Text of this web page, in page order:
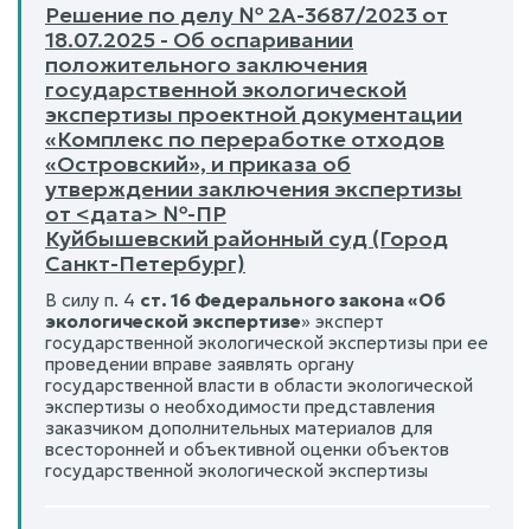
Решение по делу № 2А-3687/2023 от
18.07.2025 - Об оспаривании
положительного заключения
государственной экологической
экспертизы проектной документации
«Комплекс по переработке отходов
«Островский», и приказа об
утверждении заключения экспертизы
от <дата> №-ПР
Куйбышевский районный суд (Город
Санкт-Петербург)
В силу п. 4 ст. 16 Федерального закона «Об
экологической экспертизе» эксперт
государственной экологической экспертизы при ее
проведении вправе заявлять органу
государственной власти в области экологической
экспертизы о необходимости представления
заказчиком дополнительных материалов для
всесторонней и объективной оценки объектов
государственной экологической экспертизы